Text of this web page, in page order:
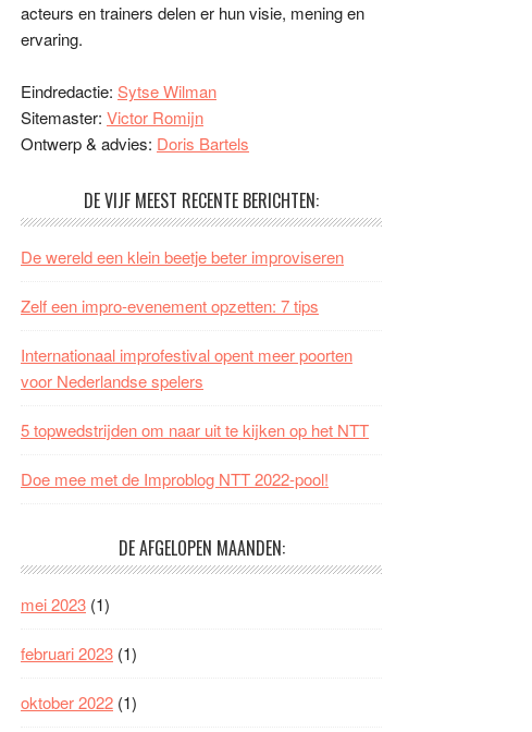
acteurs en trainers delen er hun visie, mening en
ervaring.
Eindredactie: Sytse Wilman
Sitemaster: Victor Romijn
Ontwerp & advies: Doris Bartels
DE VIJF MEEST RECENTE BERICHTEN:
De wereld een klein beetje beter improviseren
Zelf een impro-evenement opzetten: 7 tips
Internationaal improfestival opent meer poorten
voor Nederlandse spelers
5 topwedstrijden om naar uit te kijken op het NTT
Doe mee met de Improblog NTT 2022-pool!
DE AFGELOPEN MAANDEN:
mei 2023 (1)
februari 2023 (1)
oktober 2022 (1)